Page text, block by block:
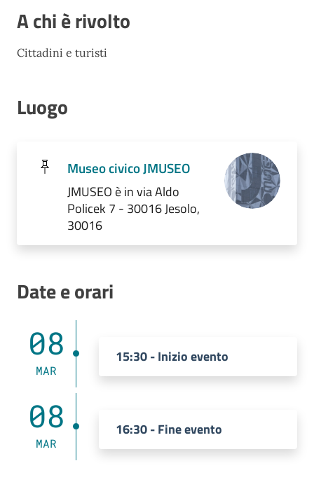
A chi è rivolto
Cittadini e turisti
Luogo
Museo civico JMUSEO
JMUSEO è in via Aldo
Policek 7 - 30016 Jesolo,
30016
Date e orari
08
MAR
15:30 - Inizio evento
08
MAR
16:30 - Fine evento